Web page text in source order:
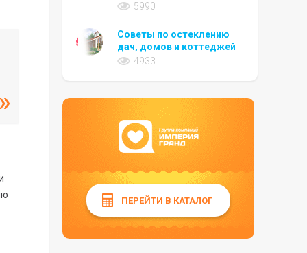
5990
Советы по остеклению
дач, домов и коттеджей
4933
ПЕРЕЙТИ В КАТАЛОГ